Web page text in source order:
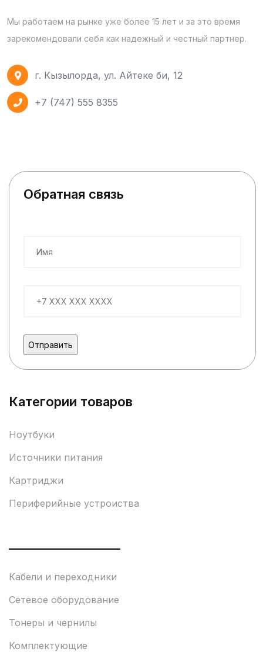
Мы работаем на рынке уже более 15 лет и за это время
зарекомендовали себя как надежный и честный партнер.
г. Кызылорда, ул. Айтеке би, 12
+7 (747) 555 8355
Обратная связь
Категории товаров
Ноутбуки
Источники питания
Картриджи
Периферийные устроиства
___________________
Кабели и переходники
Сетевое оборудование
Тонеры и чернилы
Комплектующие